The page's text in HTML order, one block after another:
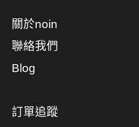
關於noin
聯絡我們
Blog
訂單追蹤